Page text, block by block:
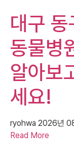
대구
동물병
알아보
세요!
ryohwa 2026년
Read More